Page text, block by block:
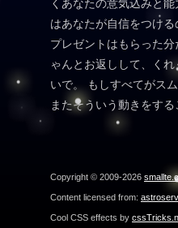
くあなたの意気込みと
はあなたが自信をつけ
プレゼントはもらった
ゃんとお返しして、く
いで。 もしすべてがス
またそういう動きをす
Copyright © 2009-2026
Content licensed from:
Cool CSS effects by